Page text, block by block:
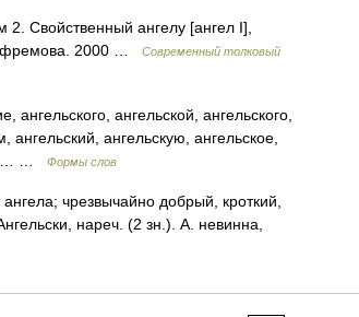
Свойственный ангелу [ангел I],
2000 …
Современный толковый
ангельского, ангельской, ангельского,
ангельский, ангельскую, ангельское,
…
Формы слов
чрезвычайно добрый, кроткий,
нареч. (2 зн.). А. невинна,